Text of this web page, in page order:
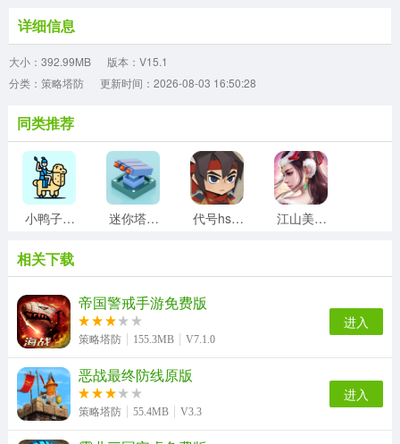
详细信息
大小：392.99MB
版本：V15.1
分类：策略塔防
更新时间：2026-08-03 16:50:28
同类推荐
小鸭子战争直装版 迷你塔防2游戏纯净最新版 代号hs游戏绿色版 江山美人计手机最新版
火车傲游世界直装版 密教模拟器游戏纯净版
世界Online游戏正版 越野长途巴士模拟器免费原版
相关下载
帝国警戒手游免费版
策略塔防 155.3MB V7.1.0
进入
恶战最终防线原版
策略塔防 55.4MB V3.3
进入